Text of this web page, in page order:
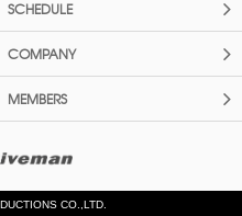
SCHEDULE
COMPANY
MEMBERS
CO.,LTD.